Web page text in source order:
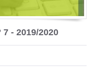
- 2019/2020